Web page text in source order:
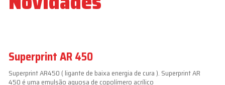
Superprint AR 450
Superprint AR450 ( ligante de baixa energia de cura ). Superprint AR
450 é uma emulsão aquosa de copolímero acrílico